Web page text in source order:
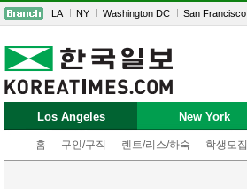
LA NY Washington DC San Francisco
Los Angeles
홈 구인/구직 렌트/리스/하숙 학생모집
New York